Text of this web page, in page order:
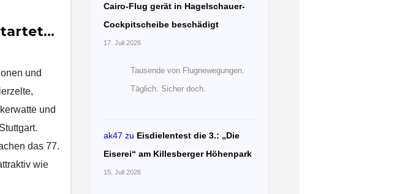
und
und
das 77.
wie
Cairo-Flug gerät in Hagelschauer-
Cockpitscheibe beschädigt
17. Juli 2026
Tausende von Flugnewegungen.
Täglich. Sicher doch.
ak47 zu Eisdielentest die 3.: „Die
Eiserei“ am Killesberger Höhenpark
15. Juli 2026